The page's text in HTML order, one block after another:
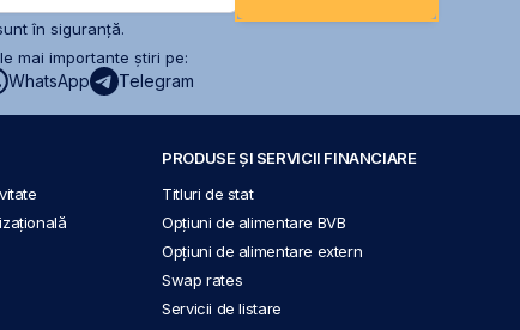
în siguranță.
mai importante știri pe:
WhatsApp Telegram
PRODUSE ȘI SERVICII FINANCIARE
Titluri de stat
Opțiuni de alimentare BVB
Opțiuni de alimentare extern
Swap rates
Servicii de listare